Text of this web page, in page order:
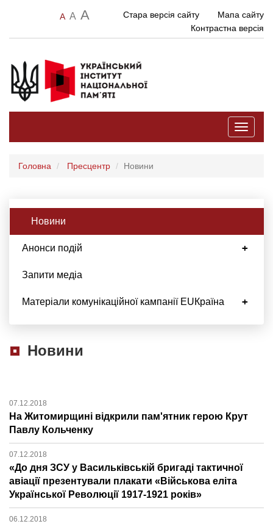
A A A Стара версія сайту
Мапа сайту
Контрастна версія
Toggle
Головна Пресцентр Новини
Новини
Анонси подій
Запити медіа
Матеріали комунікаційної кампанії EUКраїна
Новини
07.12.2018
На Житомирщині відкрили пам'ятник герою Крут
Павлу Кольченку
07.12.2018
«До дня ЗСУ у Васильківській бригаді тактичної
авіації презентували плакати «Військова еліта
Української Революції 1917-1921 років»
06.12.2018